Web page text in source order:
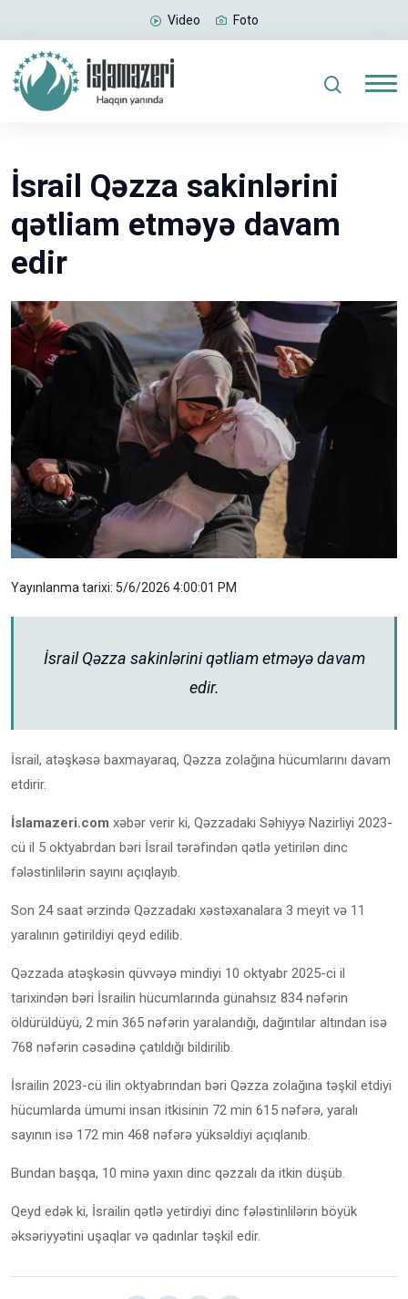
Video Foto
İsrail Qəzza sakinlərini
qətliam etməyə davam
edir
Yayınlanma tarixi: 5/6/2026 4:00:01 PM
İsrail Qəzza sakinlərini qətliam etməyə davam
edir.
İsrail, atəşkəsə baxmayaraq, Qəzza zolağına hücumlarını davam
etdirir.
İslamazeri.com xəbər verir ki, Qəzzadakı Səhiyyə Nazirliyi 2023-
cü il 5 oktyabrdan bəri İsrail tərəfindən qətlə yetirilən dinc
fələstinlilərin sayını açıqlayıb.
Son 24 saat ərzində Qəzzadakı xəstəxanalara 3 meyit və 11
yaralının gətirildiyi qeyd edilib.
Qəzzada atəşkəsin qüvvəyə mindiyi 10 oktyabr 2025-ci il
tarixindən bəri İsrailin hücumlarında günahsız 834 nəfərin
öldürüldüyü, 2 min 365 nəfərin yaralandığı, dağıntılar altından isə
768 nəfərin cəsədinə çatıldığı bildirilib.
İsrailin 2023-cü ilin oktyabrından bəri Qəzza zolağına təşkil etdiyi
hücumlarda ümumi insan itkisinin 72 min 615 nəfərə, yaralı
sayının isə 172 min 468 nəfərə yüksəldiyi açıqlanıb.
Bundan başqa, 10 minə yaxın dinc qəzzalı da itkin düşüb.
Qeyd edək ki, İsrailin qətlə yetirdiyi dinc fələstinlilərin böyük
əksəriyyətini uşaqlar və qadınlar təşkil edir.